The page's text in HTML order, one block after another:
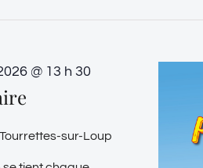
@ 13 h 30
sur-Loup